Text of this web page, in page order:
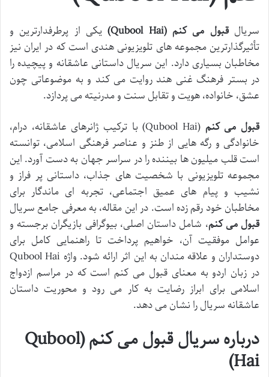
سریالقبول می کنم (Qubool Hai)
یکی از پرطرفدارترین و
تأثیرگذارترین مجموعه های تلویزیونی هندی است که در ایران نیز
مخاطبان بسیاری دارد. این سریال داستانی عاشقانه و پیچیده را
در بستر فرهنگ غنی هند روایت می کند و به موضوعاتی چون
عشق، خانواده، هویت و تقابل سنت و مدرنیته می پردازد.
قبول می کنم
(Qubool Hai) با ترکیب ژانرهای عاشقانه، درام،
خانوادگی و رگه هایی از طنز و عناصر فرهنگی اسلامی، توانسته
است قلب میلیون ها بیننده را در سراسر جهان به دست آورد. این
مجموعه تلویزیونی با شخصیت های جذاب، داستانی پر فراز و
نشیب و پیام های عمیق اجتماعی، تجربه ای ماندگار برای
مخاطبان خود رقم زده است. در این مقاله، به معرفی جامع سریال
قبول می کنم، شامل داستان اصلی، بیوگرافی بازیگران برجسته و
عوامل موفقیت آن، خواهیم پرداخت تا راهنمایی کامل برای
دوستداران و علاقه مندان به این اثر ارائه شود. واژه Qubool Hai
در زبان اردو به معنای قبول می کنم است که در مراسم ازدواج
اسلامی برای ابراز رضایت به کار می رود و محوریت داستان
عاشقانه سریال را نشان می دهد.
درباره سریال قبول می کنم (Qubool
Hai)